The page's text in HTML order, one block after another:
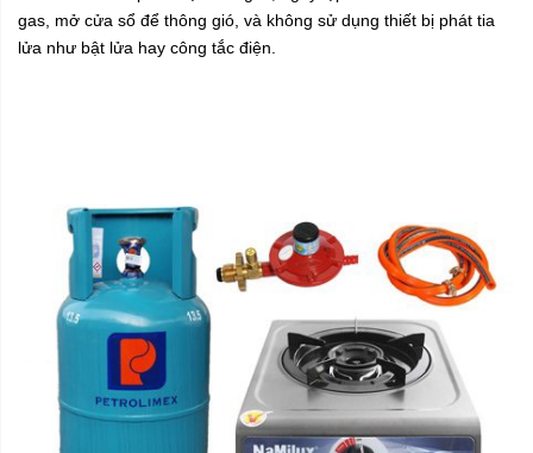
gas, mở cửa sổ để thông gió, và không sử dụng thiết bị phát tia
lửa như bật lửa hay công tắc điện.